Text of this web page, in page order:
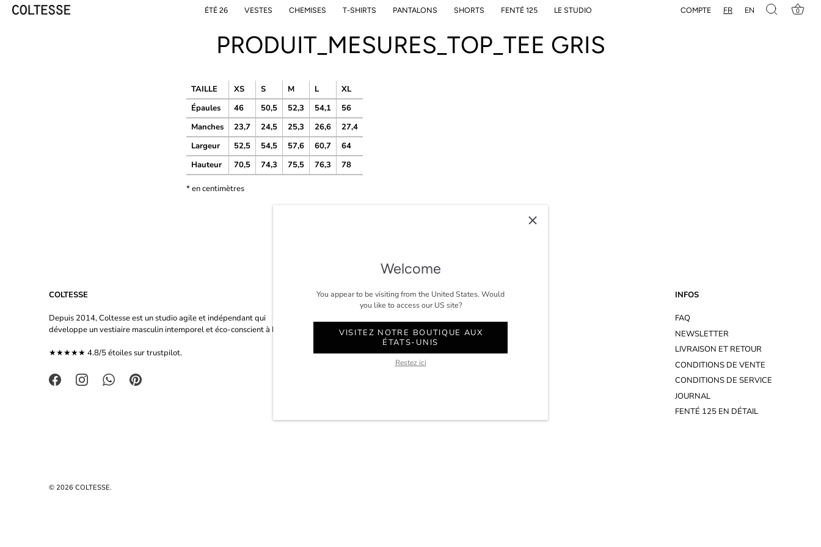
Skip
ÉTÉ 26 VESTES CHEMISES T-SHIRTS PANTALONS SHORTS FENTÉ 125 LE STUDIO COMPTE FR EN 0
PRODUIT_MESURES_TOP_TEE GRIS
TAILLE XS S M L
XL
Épaules
46 50,5 52,3 54,1
56
Manches
23,7 24,5 25,3 26,6
27,4
Largeur
52,5 54,5 57,6 60,7
64
Hauteur
70,5 74,3 75,5 76,3 78
* en centimètres
COLTESSE
Depuis 2014, Coltesse est un studio agile et indépendant qui
développe un vestiaire masculin intemporel et éco-conscient à Paris.
★★★★★ 4.8/5 étoiles surtrustpilot.
CONTACT
SERVICE CLIENT
INFOS
FAQ
NEWSLETTER
LIVRAISON ET RETOUR
CONDITIONS DE VENTE
CONDITIONS DE SERVICE
JOURNAL
FENTÉ 125 EN DÉTAIL
© 2026 COLTESSE.
Welcome
You appear to be visiting from the United States. Would
you like to access our US site?
VISITEZ NOTRE BOUTIQUE AUX
ÉTATS-UNIS
Restez ici